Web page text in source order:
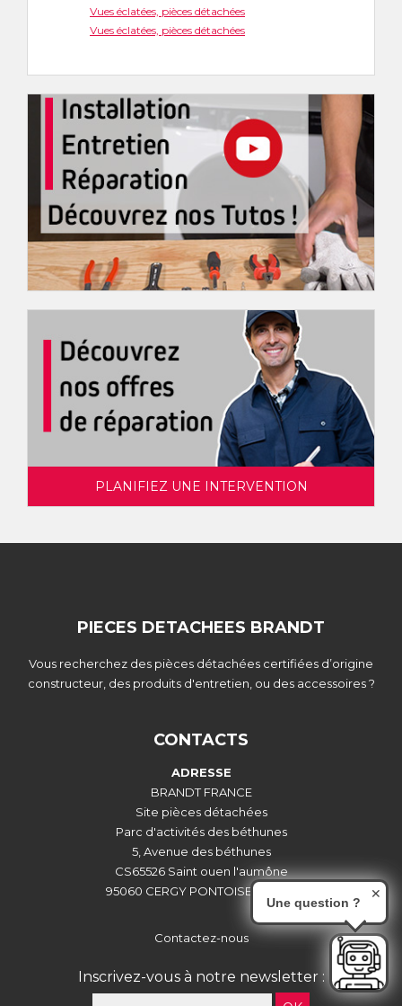
Vues éclatées, pièces détachées
Vues éclatées, pièces détachées
PLANIFIEZ UNE INTERVENTION
PIECES DETACHEES BRANDT
Vous recherchez des pièces détachées certifiées d’origine
constructeur, des produits d'entretien, ou des accessoires ?
CONTACTS
ADRESSE
BRANDT FRANCE
Site pièces détachées
Parc d'activités des béthunes
5, Avenue des béthunes
CS65526 Saint ouen l'aumône
95060 CERGY PONTOISE CEDEX
Contactez-nous
Inscrivez-vous à notre newsletter :
Une question ?
✕